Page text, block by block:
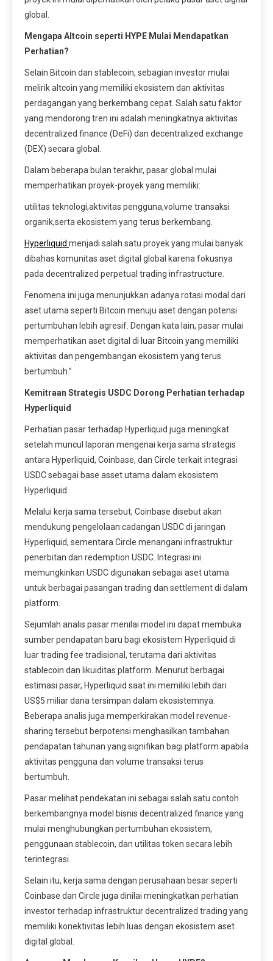
global.
Mengapa Altcoin seperti HYPE Mulai Mendapatkan
Perhatian?
Selain Bitcoin dan stablecoin, sebagian investor mulai
melirik altcoin yang memiliki ekosistem dan aktivitas
perdagangan yang berkembang cepat. Salah satu faktor
yang mendorong tren ini adalah meningkatnya aktivitas
decentralized finance (DeFi) dan decentralized exchange
(DEX) secara global.
Dalam beberapa bulan terakhir, pasar global mulai
memperhatikan proyek-proyek yang memiliki:
utilitas teknologi,aktivitas pengguna,volume transaksi
organik,serta ekosistem yang terus berkembang.
Hyperliquid menjadi salah satu proyek yang mulai banyak
dibahas komunitas aset digital global karena fokusnya
pada decentralized perpetual trading infrastructure.
Fenomena ini juga menunjukkan adanya rotasi modal dari
aset utama seperti Bitcoin menuju aset dengan potensi
pertumbuhan lebih agresif. Dengan kata lain, pasar mulai
memperhatikan aset digital di luar Bitcoin yang memiliki
aktivitas dan pengembangan ekosistem yang terus
bertumbuh.”
Kemitraan Strategis USDC Dorong Perhatian terhadap
Hyperliquid
Perhatian pasar terhadap Hyperliquid juga meningkat
setelah muncul laporan mengenai kerja sama strategis
antara Hyperliquid, Coinbase, dan Circle terkait integrasi
USDC sebagai base asset utama dalam ekosistem
Hyperliquid.
Melalui kerja sama tersebut, Coinbase disebut akan
mendukung pengelolaan cadangan USDC di jaringan
Hyperliquid, sementara Circle menangani infrastruktur
penerbitan dan redemption USDC. Integrasi ini
memungkinkan USDC digunakan sebagai aset utama
untuk berbagai pasangan trading dan settlement di dalam
platform.
Sejumlah analis pasar menilai model ini dapat membuka
sumber pendapatan baru bagi ekosistem Hyperliquid di
luar trading fee tradisional, terutama dari aktivitas
stablecoin dan likuiditas platform. Menurut berbagai
estimasi pasar, Hyperliquid saat ini memiliki lebih dari
US$5 miliar dana tersimpan dalam ekosistemnya.
Beberapa analis juga memperkirakan model revenue-
sharing tersebut berpotensi menghasilkan tambahan
pendapatan tahunan yang signifikan bagi platform apabila
aktivitas pengguna dan volume transaksi terus
bertumbuh.
Pasar melihat pendekatan ini sebagai salah satu contoh
berkembangnya model bisnis decentralized finance yang
mulai menghubungkan pertumbuhan ekosistem,
penggunaan stablecoin, dan utilitas token secara lebih
terintegrasi.
Selain itu, kerja sama dengan perusahaan besar seperti
Coinbase dan Circle juga dinilai meningkatkan perhatian
investor terhadap infrastruktur decentralized trading yang
memiliki konektivitas lebih luas dengan ekosistem aset
digital global.